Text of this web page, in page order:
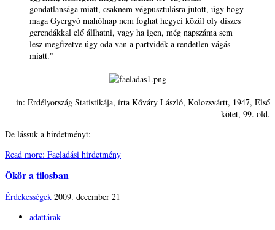
gondatlansága miatt, csaknem végpusztulásra jutott, úgy hogy
maga Gyergyó mahólnap nem foghat hegyei közül oly díszes
gerendákkal elő állhatni, vagy ha igen, még napszáma sem
lesz megfizetve úgy oda van a partvidék a rendetlen vágás
miatt."
in: Erdélyország Statistikája, írta Kőváry László, Kolozsvártt, 1947, Első
kötet, 99. old.
De lássuk a hírdetményt:
Read more: Faeladási hirdetmény
Ökör a tilosban
Érdekességek 2009. december 21
adattárak